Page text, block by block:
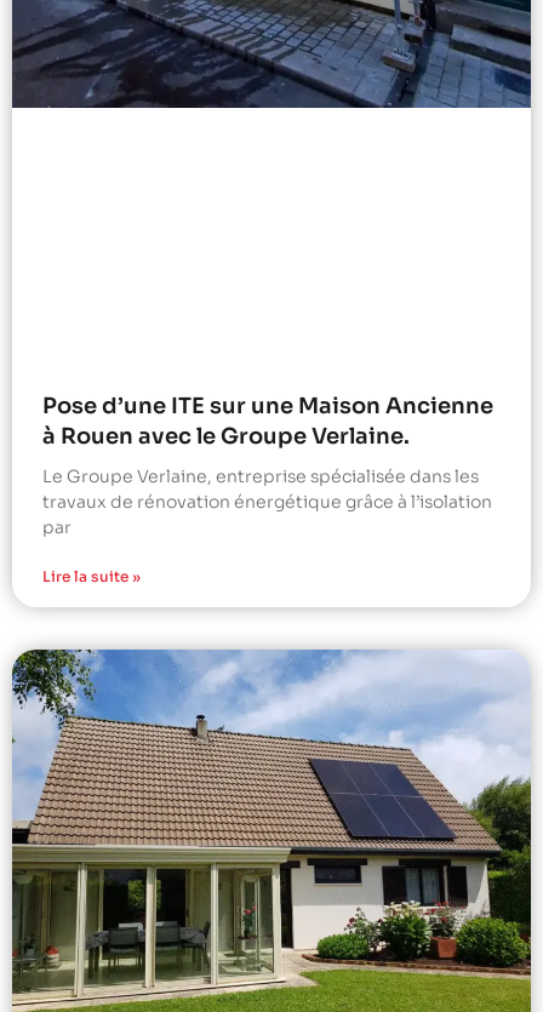
Pose d’une ITE sur une Maison Ancienne
à Rouen avec le Groupe Verlaine.
Le Groupe Verlaine, entreprise spécialisée dans les
travaux de rénovation énergétique grâce à l’isolation
par
Lire la suite »